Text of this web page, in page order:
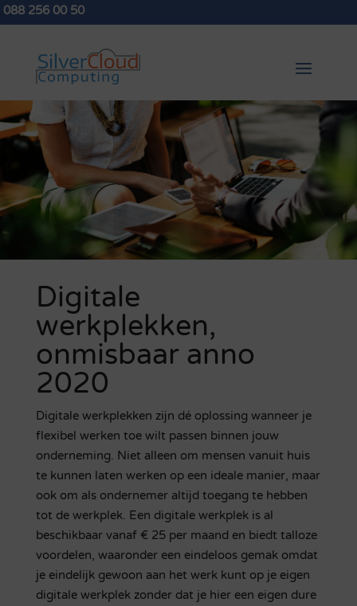
088 256 00 50
Digitale
werkplekken,
onmisbaar anno
2020
Digitale werkplekken zijn dé oplossing wanneer je
flexibel werken toe wilt passen binnen jouw
onderneming. Niet alleen om mensen vanuit huis
te kunnen laten werken op een ideale manier, maar
ook om als ondernemer altijd toegang te hebben
tot de werkplek. Een digitale werkplek is al
beschikbaar vanaf € 25 per maand en biedt talloze
voordelen, waaronder een eindeloos gemak omdat
je eindelijk gewoon aan het werk kunt op je eigen
digitale werkplek zonder dat je hier een eigen dure